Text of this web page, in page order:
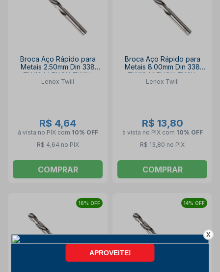
Broca Aço Rápido para
Metais 2.50mm Din 338
TW104 LENOX TWILL
Lenox Twill
R$ 4,64
à vista no PIX com 10% OFF
R$ 4,64 no PIX
COMPRAR
Broca Aço Rápido para
Metais 8.00mm Din 338
TW104 LENOX TWILL
Lenox Twill
R$ 13,80
à vista no PIX com 10% OFF
R$ 13,80 no PIX
COMPRAR
16% OFF 14% OFF
X